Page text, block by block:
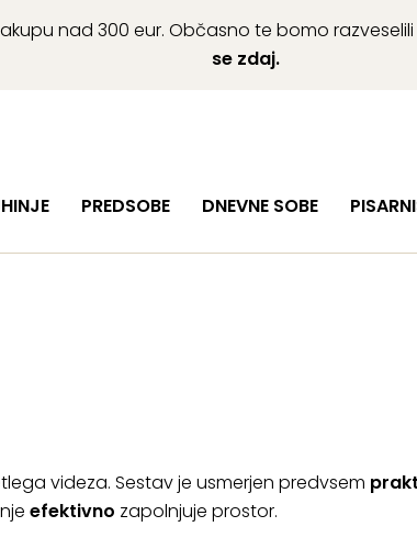
nad 300 eur. Občasno te bomo
se zdaj.
PREDSOBE DNEVNE SOBE
videza. Sestav je usmerjen predvsem
efektivno zapolnjuje prostor.